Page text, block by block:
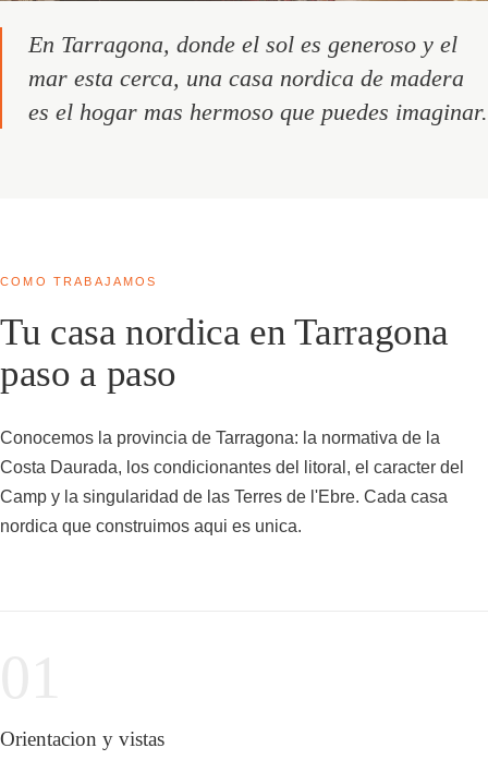
En Tarragona, donde el sol es generoso y el
mar esta cerca, una casa nordica de madera
es el hogar mas hermoso que puedes imaginar.
COMO TRABAJAMOS
Tu casa nordica en Tarragona
paso a paso
Conocemos la provincia de Tarragona: la normativa de la
Costa Daurada, los condicionantes del litoral, el caracter del
Camp y la singularidad de las Terres de l'Ebre. Cada casa
nordica que construimos aqui es unica.
Orientacion y vistas